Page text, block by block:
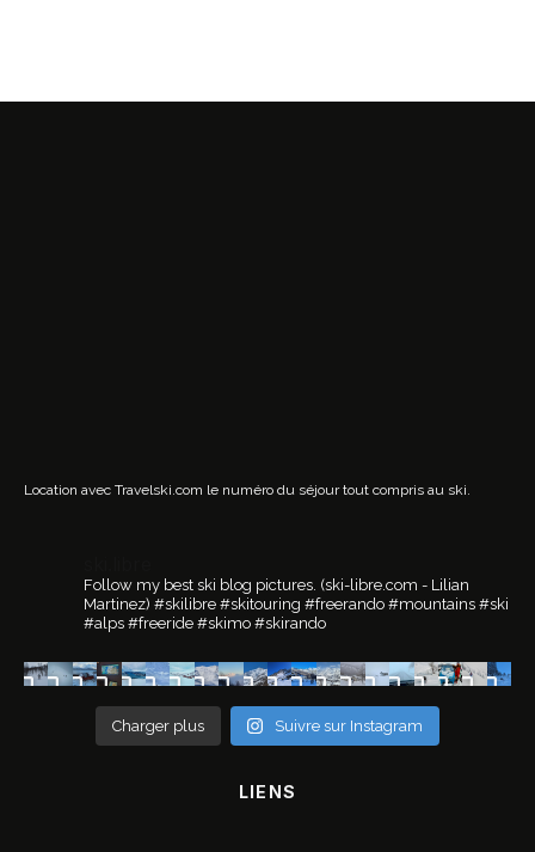
Location avec Travelski.com le numéro du séjour tout compris au ski.
Follow my best ski blog pictures. (ski-libre.com - Lilian
Martinez) #skilibre #skitouring #freerando #mountains #ski
#alps #freeride #skimo #skirando
Charger plus Suivre sur Instagram
LIENS